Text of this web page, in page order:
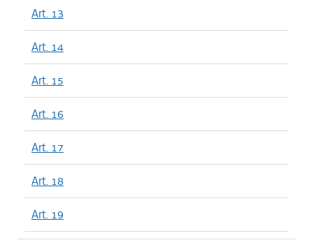
Art. 13
Art. 14
Art. 15
Art. 16
Art. 17
Art. 18
Art. 19